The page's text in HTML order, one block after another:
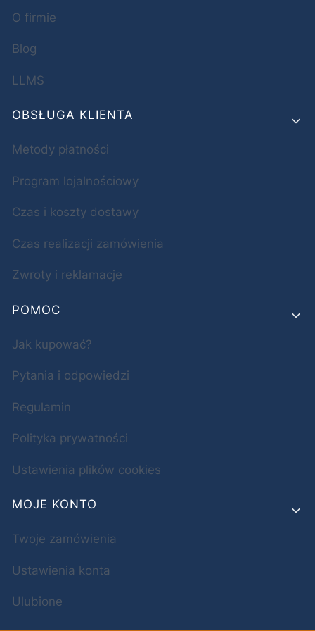
O firmie
Blog
LLMS
OBSŁUGA KLIENTA
Metody płatności
Program lojalnościowy
Czas i koszty dostawy
Czas realizacji zamówienia
Zwroty i reklamacje
POMOC
Jak kupować?
Pytania i odpowiedzi
Regulamin
Polityka prywatności
Ustawienia plików cookies
MOJE KONTO
Twoje zamówienia
Ustawienia konta
Ulubione